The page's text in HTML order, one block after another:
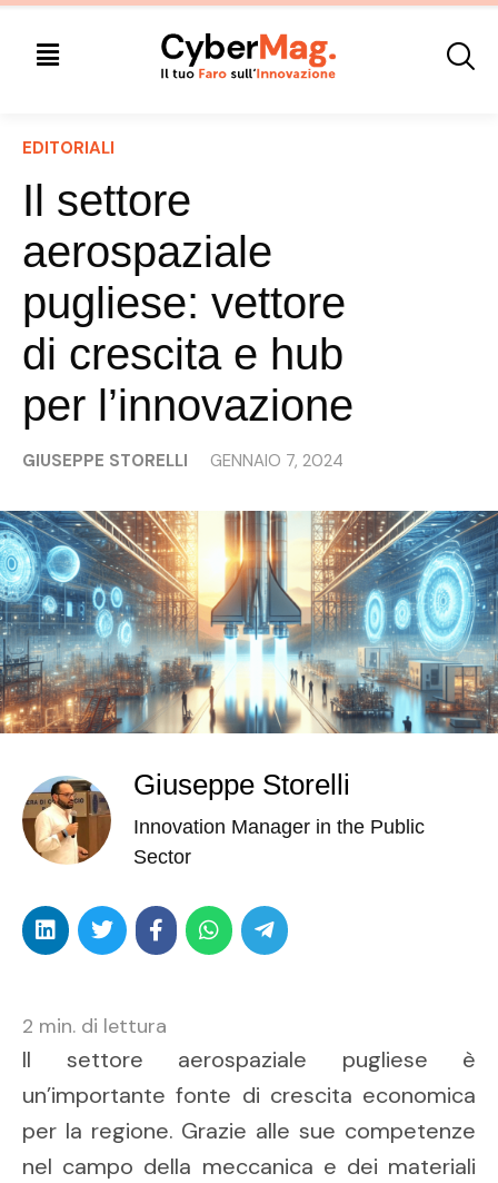
EDITORIALI
Il settore
aerospaziale
pugliese: vettore
di crescita e hub
per l’innovazione
GIUSEPPE STORELLI GENNAIO 7, 2024
Giuseppe Storelli
Innovation Manager in the Public
Sector
2 min. di lettura
Il settore aerospaziale pugliese è
un’importante fonte di crescita economica
per la regione. Grazie alle sue competenze
nel campo della meccanica e dei materiali